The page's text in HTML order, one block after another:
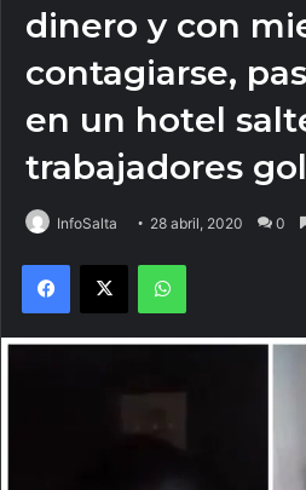
dinero y con
contagiarse,
en un hotel
trabajadores
InfoSalta 28 abril, 2020 0
Facebook
X WhatsApp